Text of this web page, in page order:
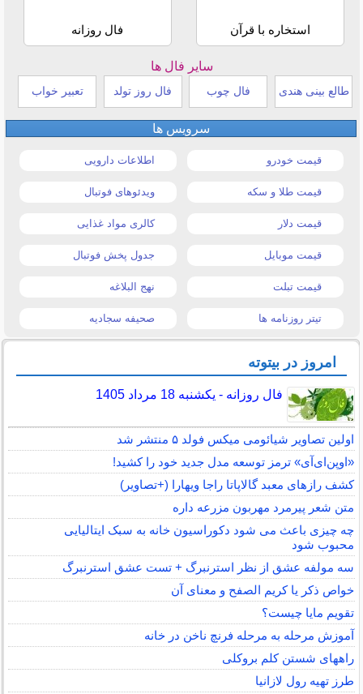
استخاره با قرآن فال روزانه
سایر فال ها
طالع بینی هندی فال چوب فال روز تولد تعبیر خواب
سرویس ها
قیمت خودرو اطلاعات دارویی
قیمت طلا و سکه ویدئوهای فوتبال
قیمت دلار کالری مواد غذایی
قیمت موبایل جدول پخش فوتبال
قیمت تبلت نهج البلاغه
تیتر روزنامه ها صحیفه سجادیه
امروز در بیتوته
فال روزانه - یکشنبه 18 مرداد 1405
اولین تصاویر شیائومی میکس فولد ۵ منتشر شد
«اوپن‌ای‌آی» ترمز توسعه مدل جدید خود را کشید!
کشف رازهای معبد گالاپاتا راجا ویهارا (+تصاویر)
متن شعر پیرمرد مهربون مزرعه داره
چه چیزی باعث می شود دکوراسیون خانه به سبک ایتالیایی
محبوب شود
سه مولفه عشق از نظر استرنبرگ + تست عشق استرنبرگ
خواص ذکر یا کریم الصفح و معنای آن
تقویم مایا چیست؟
آموزش مرحله به مرحله فرنچ ناخن در خانه
راههای شستن کلم بروکلی
طرز تهیه رول لازانیا